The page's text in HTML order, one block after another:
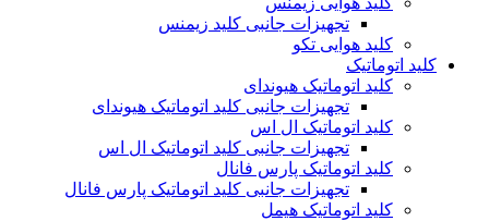
تجهیزات جانبی کلید زیمنس
کلید هوایی تکو
کلید اتوماتیک
کلید اتوماتیک هیوندای
تجهیزات جانبی کلید اتوماتیک هیوندای
کلید اتوماتیک ال اس
تجهیزات جانبی کلید اتوماتیک ال اس
کلید اتوماتیک پارس فانال
تجهیزات جانبی کلید اتوماتیک پارس فانال
کلید اتوماتیک هیمل